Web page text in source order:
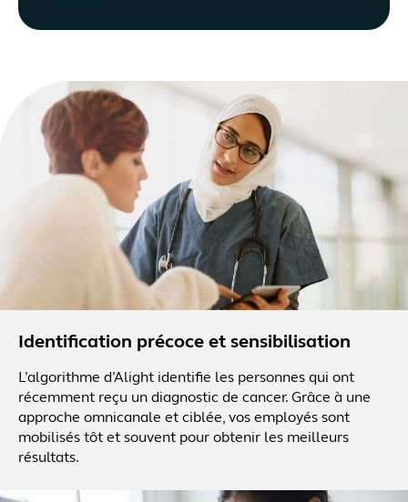
Identification précoce et sensibilisation
L’algorithme d’Alight identifie les personnes qui ont
récemment reçu un diagnostic de cancer. Grâce à une
approche omnicanale et ciblée, vos employés sont
mobilisés tôt et souvent pour obtenir les meilleurs
résultats.